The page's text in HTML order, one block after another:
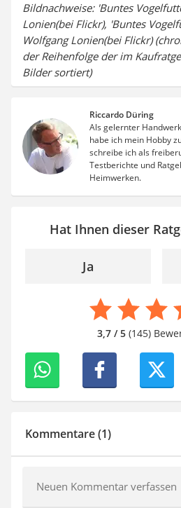
Bildnachweise: 'Buntes
Lonien(bei Flickr), 'Buntes
Wolfgang Lonien(bei Flickr)
der Reihenfolge der im
Bilder sortiert)
Riccardo Düring
Als gelernter
habe ich mein Hobby
schreibe ich als
Testberichte und
Heimwerken.
Hat Ihnen dieser
Ja
3,7 / 5(145)
Kommentare (1)
Neuen Kommentar verfassen